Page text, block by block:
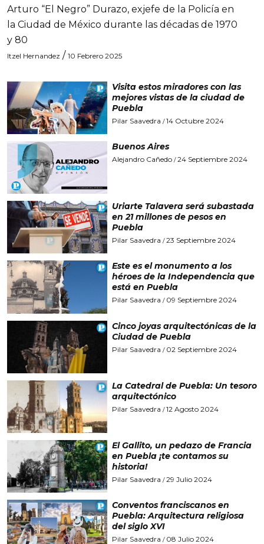
Arturo “El Negro” Durazo, exjefe de la Policía en
la Ciudad de México durante las décadas de 1970
y 80
Itzel Hernandez / 10 Febrero 2025
Visita estos miradores con las
mejores vistas de la ciudad de
Puebla
Pilar Saavedra /14 Octubre 2024
Buenos Aires
Alejandro Cañedo/24 Septiembre 2024
Uriarte Talavera será subastada
en 21 millones de pesos en
Puebla
Pilar Saavedra /23 Septiembre 2024
Este es el monumento a los
héroes de la Independencia que
está en Puebla
Pilar Saavedra / 09 Septiembre 2024
Cinco joyas arquitectónicas de la
Ciudad de Puebla
Pilar Saavedra / 02 Septiembre 2024
La Catedral de Puebla: Un tesoro
arquitectónico
Pilar Saavedra /12 Agosto 2024
El Gallito, un pedazo de Francia
en Puebla ¡te contamos su
historia!
Pilar Saavedra /29 Julio 2024
Conventos franciscanos en
Puebla: Arquitectura religiosa
del siglo XVI
Pilar Saavedra / 08 Julio 2024